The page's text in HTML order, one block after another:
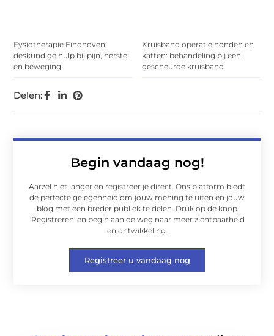
Fysiotherapie Eindhoven:
deskundige hulp bij pijn, herstel
en beweging
Kruisband operatie honden en
katten: behandeling bij een
gescheurde kruisband
Begin vandaag nog!
Aarzel niet langer en registreer je direct. Ons platform biedt
de perfecte gelegenheid om jouw mening te uiten en jouw
blog met een breder publiek te delen. Druk op de knop
'Registreren' en begin aan de weg naar meer zichtbaarheid
en ontwikkeling.
Registreer u vandaag nog
Delen: